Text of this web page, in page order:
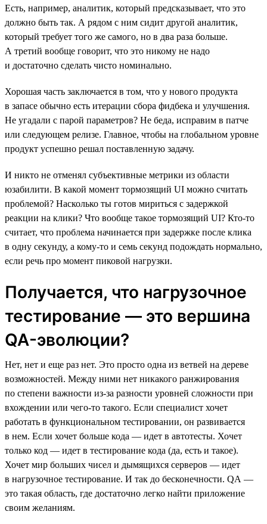
Есть, например, аналитик, который предсказывает, что это
должно быть так. А рядом с ним сидит другой аналитик,
который требует того же самого, но в два раза больше.
А третий вообще говорит, что это никому не надо
и достаточно сделать чисто номинально.
Хорошая часть заключается в том, что у нового продукта
в запасе обычно есть итерации сбора фидбека и улучшения.
Не угадали с парой параметров? Не беда, исправим в патче
или следующем релизе. Главное, чтобы на глобальном уровне
продукт успешно решал поставленную задачу.
И никто не отменял субъективные метрики из области
юзабилити. В какой момент тормозящий UI можно считать
проблемой? Насколько ты готов мириться с задержкой
реакции на клики? Что вообще такое тормозящий UI? Кто-то
считает, что проблема начинается при задержке после клика
в одну секунду, а кому-то и семь секунд подождать нормально,
если речь про момент пиковой нагрузки.
Получается, что нагрузочное
тестирование — это вершина
QA-эволюции?
Нет, нет и еще раз нет. Это просто одна из ветвей на дереве
возможностей. Между ними нет никакого ранжирования
по степени важности из-за разности уровней сложности при
вхождении или чего-то такого. Если специалист хочет
работать в функциональном тестировании, он развивается
в нем. Если хочет больше кода — идет в автотесты. Хочет
только код — идет в тестирование кода (да, есть и такое).
Хочет мир больших чисел и дымящихся серверов — идет
в нагрузочное тестирование. И так до бесконечности. QA —
это такая область, где достаточно легко найти приложение
своим желаниям.